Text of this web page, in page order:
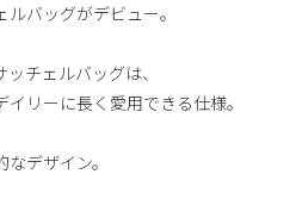
バッグがデビュー。
チェルバッグは、
リーに長く愛用できる仕様。
デザイン。